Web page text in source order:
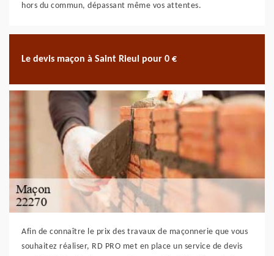
hors du commun, dépassant même vos attentes.
Le devis maçon à Saint Rieul pour 0 €
Afin de connaître le prix des travaux de maçonnerie que vous
souhaitez réaliser, RD PRO met en place un service de devis